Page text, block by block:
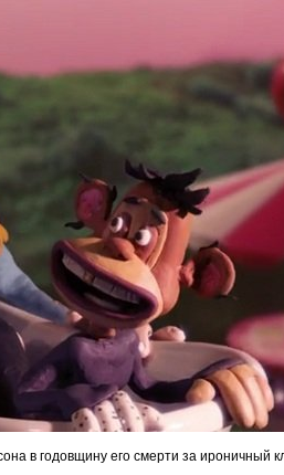
в годовщину его смерти за ироничный